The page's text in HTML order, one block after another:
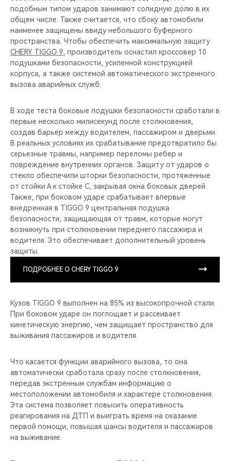
подобным типом ударов занимают солидную долю в их
общем числе. Также считается, что сбоку автомобили
наименее защищены ввиду небольшого буферного
пространства. Чтобы обеспечить максимальную защиту
CHERY TIGGO 9 , производитель оснастил кроссовер 10
подушками безопасности, усиленной конструкцией
корпуса, а также системой автоматического экстренного
вызова аварийных служб.
В ходе теста боковые подушки безопасности сработали в
первые несколько милисекунд после столкновения,
создав барьер между водителем, пассажиром и дверьми.
В реальных условиях их срабатывание предотвратило бы
серьезные травмы, например переломы ребер и
повреждение внутренних органов. Защиту от ударов о
стекло обеспечили шторки безопасности, протяженные
от стойки А к стойке С, закрывая окна боковых дверей.
Также, при боковом ударе срабатывает впервые
внедренная в TIGGO 9 центральная подушка
безопасности, защищающая от травм, которые могут
возникнуть при столкновении переднего пассажира и
водителя. Это обеспечивает дополнительный уровень
защиты.
ПОДРОБНЕЕ О CHERY TIGGO 9
Кузов TIGGO 9 выполнен на 85% из высокопрочной стали.
При боковом ударе он поглощает и рассеивает
кинетическую энергию, чем защищает пространство для
выживания пассажиров и водителя.
Что касается функции аварийного вызова, то она
автоматически сработала сразу после столкновения,
передав экстренным службам информацию о
местоположении автомобиля и характере столкновения.
Эта система позволяет повысить оперативность
реагирования на ДТП и выиграть время на оказание
первой помощи, повышая шансы водителя и пассажиров
на выживание.